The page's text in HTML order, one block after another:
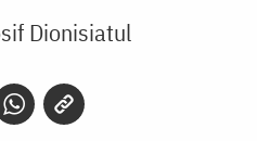
Dionisiatul